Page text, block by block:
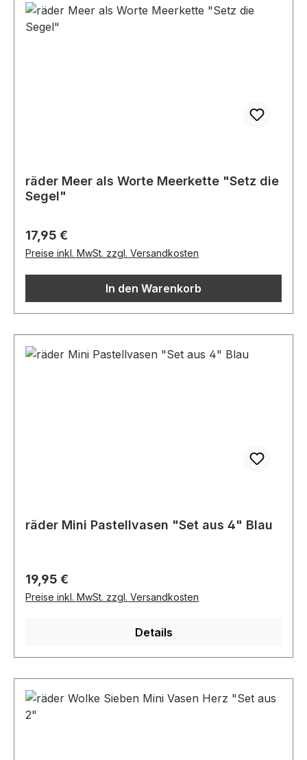
räder Meer als Worte Meerkette "Setz die
Segel"
Regulärer Preis:
17,95 €
Preise inkl. MwSt. zzgl. Versandkosten
In den Warenkorb
räder Mini Pastellvasen "Set aus 4" Blau
Regulärer Preis:
19,95 €
Preise inkl. MwSt. zzgl. Versandkosten
Details